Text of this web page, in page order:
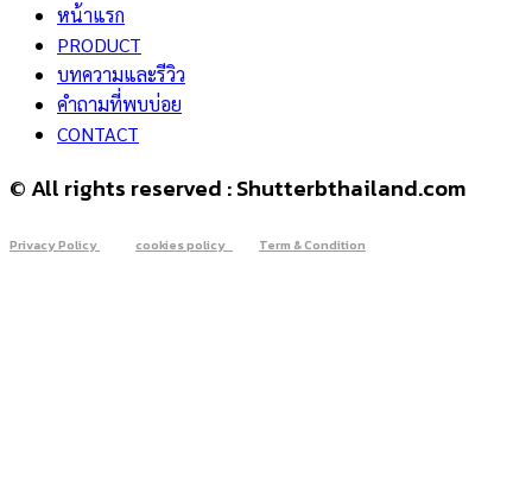
หน้าแรก
PRODUCT
บทความและรีวิว
คำถามที่พบบ่อย
CONTACT
© All rights reserved : Shutterbthailand.com
Privacy Policy cookies policy Term & Condition